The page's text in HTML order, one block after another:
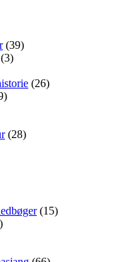
(39)
(26)
(28)
(15)